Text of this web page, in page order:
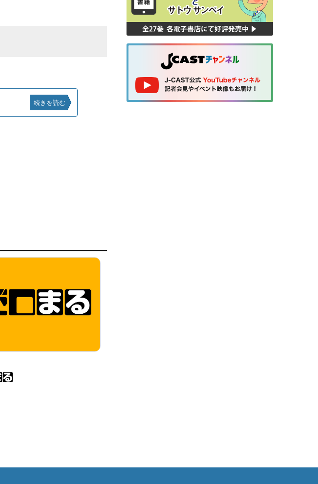
続きを読む